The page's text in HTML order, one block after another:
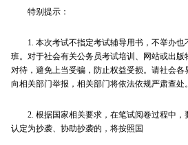
特别提示：
1. 本次考试不指定考试辅导用书，不举办也
班。对于社会有关公务员考试培训、网站或出
对待，避免上当受骗，防止权益受损。请社会
向相关部门举报，相关部门将依法依规严肃查处。
2. 根据国家相关要求，在笔试阅卷过程中，
认定为抄袭、协助抄袭的，将按照国